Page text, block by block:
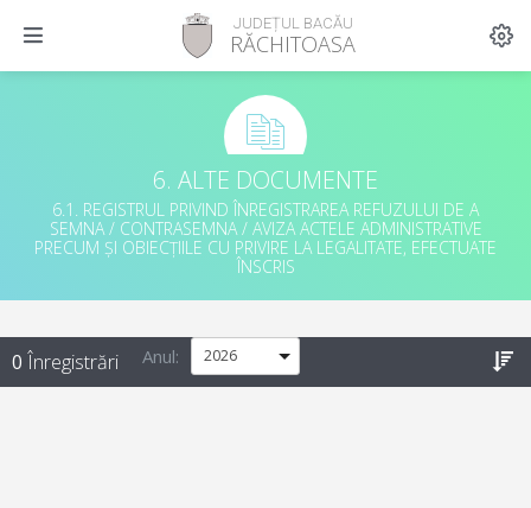
JUDEȚUL BACĂU
RĂCHITOASA
6. ALTE DOCUMENTE
6.1. REGISTRUL PRIVIND ÎNREGISTRAREA REFUZULUI DE A
SEMNA / CONTRASEMNA / AVIZA ACTELE ADMINISTRATIVE
PRECUM ȘI OBIECȚIILE CU PRIVIRE LA LEGALITATE, EFECTUATE
ÎNSCRIS
0 Înregistrări Anul: